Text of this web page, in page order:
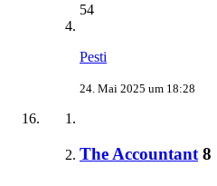
54
Pesti
24. Mai 2025 um 18:28
The Accountant 8